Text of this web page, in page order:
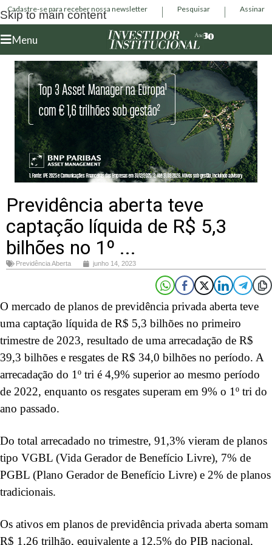
Skip to main content
Cadastre-se para receber nossa newsletter Pesquisar Assinar
Menu
Previdência aberta teve
captação líquida de R$ 5,3
bilhões no 1º ...
Previdência Aberta junho 14, 2023
O mercado de planos de previdência privada aberta teve
uma captação líquida de R$ 5,3 bilhões no primeiro
trimestre de 2023, resultado de uma arrecadação de R$
39,3 bilhões e resgates de R$ 34,0 bilhões no período. A
arrecadação do 1º tri é 4,9% superior ao mesmo período
de 2022, enquanto os resgates superam em 9% o 1º tri do
ano passado.
Do total arrecadado no trimestre, 91,3% vieram de planos
tipo VGBL (Vida Gerador de Benefício Livre), 7% de
PGBL (Plano Gerador de Benefício Livre) e 2% de planos
tradicionais.
Os ativos em planos de previdência privada aberta somam
R$ 1,26 trilhão, equivalente a 12,5% do PIB nacional,